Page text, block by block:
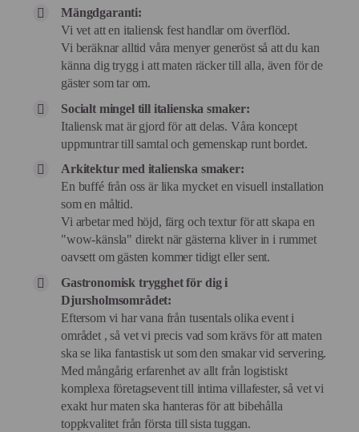
Mängdgaranti:
Vi vet att en italiensk fest handlar om överflöd.
Vi beräknar alltid våra menyer generöst så att du kan
känna dig trygg i att maten räcker till alla, även för de
gäster som tar om.
Socialt mingel till italienska smaker:
Italiensk mat är gjord för att delas. Våra koncept
uppmuntrar till samtal och gemenskap runt bordet.
Arkitektur med italienska smaker:
En buffé från oss är lika mycket en visuell installation
som en måltid.
Vi arbetar med höjd, färg och textur för att skapa en
"wow-känsla" direkt när gästerna kliver in i rummet
oavsett om gästen kommer tidigt eller sent.
Gastronomisk trygghet för dig i
Djursholmsområdet:
Eftersom vi har vana från tusentals olika event i
området , så vet vi precis vad som krävs för att maten
ska se lika fantastisk ut som den smakar vid servering.
Med mångårig erfarenhet av allt från logistiskt
komplexa företagsevent till intima villafester, så vet vi
exakt hur maten ska hanteras för att bibehålla
toppkvalitet från första till sista tuggan.